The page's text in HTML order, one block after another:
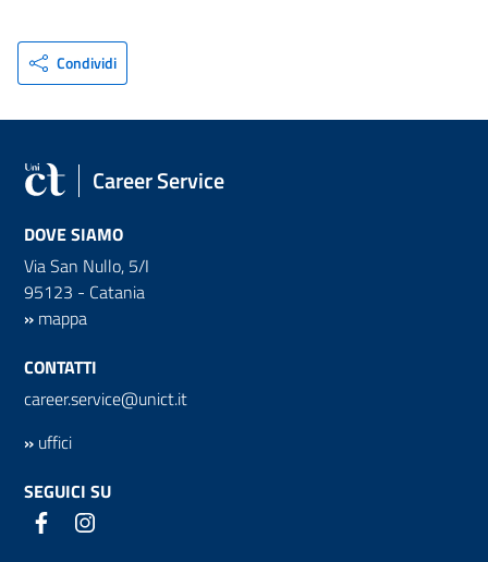
Condividi
Career Service
DOVE SIAMO
Via San Nullo, 5/I
95123 - Catania
» mappa
CONTATTI
career.service@unict.it
» uffici
SEGUICI SU